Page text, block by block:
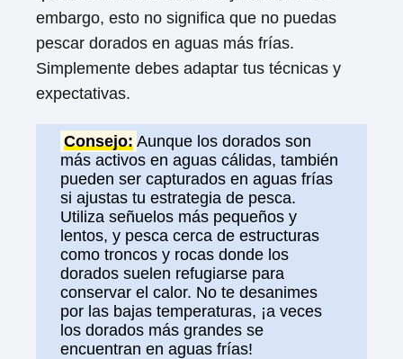
embargo, esto no significa que no puedas
pescar dorados en aguas más frías.
Simplemente debes adaptar tus técnicas y
expectativas.
Consejo: Aunque los dorados son
más activos en aguas cálidas, también
pueden ser capturados en aguas frías
si ajustas tu estrategia de pesca.
Utiliza señuelos más pequeños y
lentos, y pesca cerca de estructuras
como troncos y rocas donde los
dorados suelen refugiarse para
conservar el calor. No te desanimes
por las bajas temperaturas, ¡a veces
los dorados más grandes se
encuentran en aguas frías!